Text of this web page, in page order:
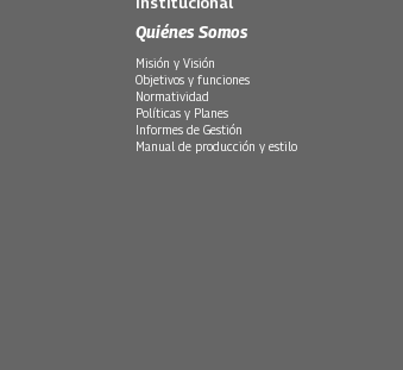
Quiénes Somos
Misión y Visión
Objetivos y funciones
Normatividad
Políticas y Planes
Informes de Gestión
Manual de producción y estilo